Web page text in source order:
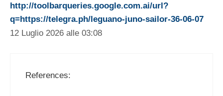
http://toolbarqueries.google.com.ai/url?
q=https://telegra.ph/leguano-juno-sailor-36-06-07
12 Luglio 2026 alle 03:08
References: